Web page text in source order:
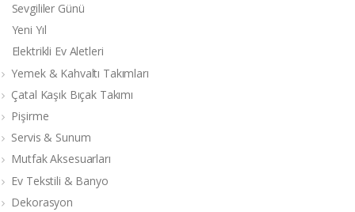
Sevgililer Günü
Yeni Yıl
Elektrikli Ev Aletleri
Yemek & Kahvaltı Takımları
Çatal Kaşık Bıçak Takımı
Pişirme
Servis & Sunum
Mutfak Aksesuarları
Ev Tekstili & Banyo
Dekorasyon